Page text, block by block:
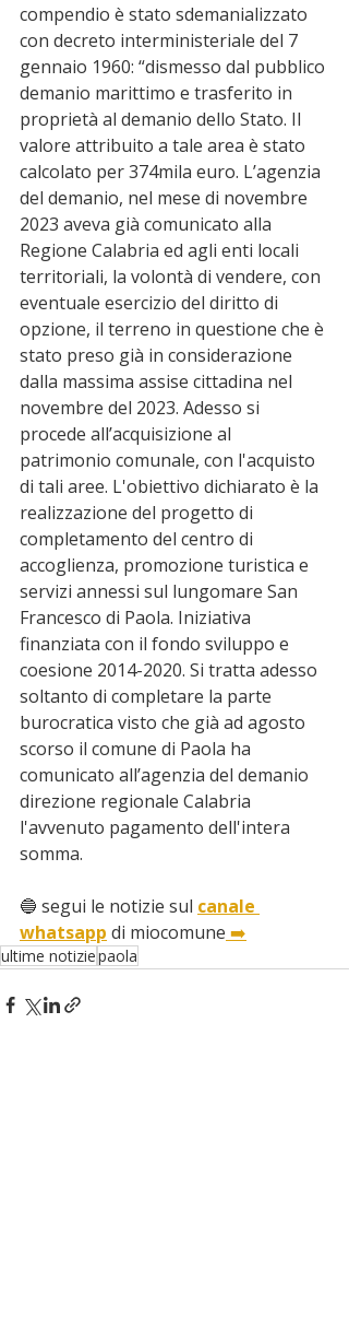
compendio è stato sdemanializzato
con decreto interministeriale del 7
gennaio 1960: “dismesso dal pubblico
demanio marittimo e trasferito in
proprietà al demanio dello Stato. Il
valore attribuito a tale area è stato
calcolato per 374mila euro. L’agenzia
del demanio, nel mese di novembre
2023 aveva già comunicato alla
Regione Calabria ed agli enti locali
territoriali, la volontà di vendere, con
eventuale esercizio del diritto di
opzione, il terreno in questione che è
stato preso già in considerazione
dalla massima assise cittadina nel
novembre del 2023. Adesso si
procede all’acquisizione al
patrimonio comunale, con l'acquisto
di tali aree. L'obiettivo dichiarato è la
realizzazione del progetto di
completamento del centro di
accoglienza, promozione turistica e
servizi annessi sul lungomare San
Francesco di Paola. Iniziativa
finanziata con il fondo sviluppo e
coesione 2014-2020. Si tratta adesso
soltanto di completare la parte
burocratica visto che già ad agosto
scorso il comune di Paola ha
comunicato all’agenzia del demanio
direzione regionale Calabria
l'avvenuto pagamento dell'intera
somma.
🔵 segui le notizie sul canale
whatsapp di miocomune ➡️
ultime notiziepaola